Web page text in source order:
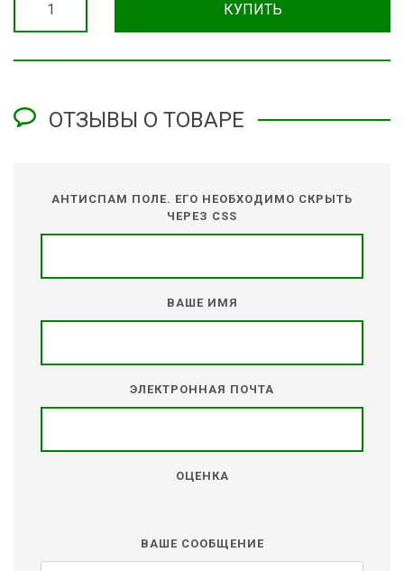
КУПИТЬ
ОТЗЫВЫ О ТОВАРЕ
АНТИСПАМ ПОЛЕ. ЕГО НЕОБХОДИМО СКРЫТЬ
ЧЕРЕЗ CSS
ВАШЕ ИМЯ
ЭЛЕКТРОННАЯ ПОЧТА
ОЦЕНКА
ВАШЕ СООБЩЕНИЕ